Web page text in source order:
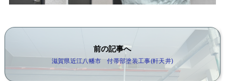
前の記事へ
滋賀県近江八幡市 付帯部塗装工事(軒天井)